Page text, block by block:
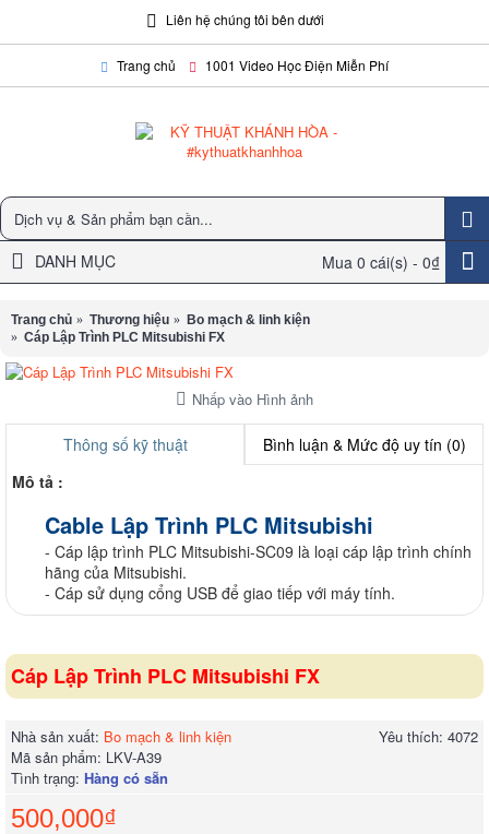
Liên hệ chúng tôi bên dưới
Trang chủ 1001 Video Học Điện Miễn Phí
Mua 0 cái(s) - 0₫
DANH MỤC
Trang chủ Thương hiệu
Bo mạch & linh kiện
Cáp Lập Trình PLC Mitsubishi FX
Nhấp vào Hình ảnh
Thông số kỹ thuật
Bình luận & Mức độ uy tín (0)
Mô tả :
Cable Lập Trình PLC Mitsubishi
- Cáp lập trình PLC Mitsubishi-SC09 là loại cáp lập trình chính
hãng của Mitsubishi.
- Cáp sử dụng cổng USB để giao tiếp với máy tính.
Cáp Lập Trình PLC Mitsubishi FX
Yêu thích: 4072
Nhà sản xuất: Bo mạch & linh kiện
Mã sản phẩm: LKV-A39
Tình trạng: Hàng có sẵn
500,000₫